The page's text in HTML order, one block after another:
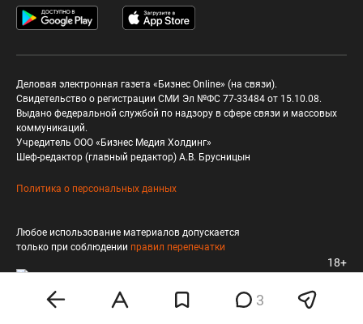
3
Деловая электронная газета «Бизнес Online» (на связи).
Свидетельство о регистрации СМИ Эл №ФС 77-33484 от 15.10.08.
Выдано федеральной службой по надзору в сфере связи и массовых
коммуникаций.
Учредитель ООО «Бизнес Медия Холдинг»
Шеф-редактор (главный редактор) А.В. Брусницын
Политика о персональных данных
Любое использование материалов допускается
только при соблюдении правил перепечатки
18+